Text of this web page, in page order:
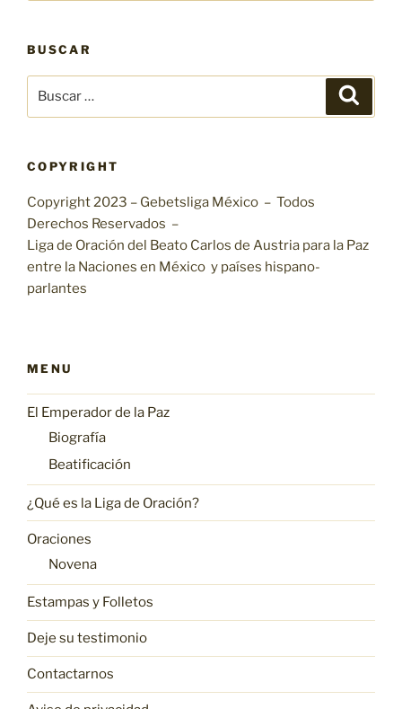
BUSCAR
por:
COPYRIGHT
Copyright 2023 – Gebetsliga México – Todos
Derechos Reservados –
Liga de Oración del Beato Carlos de Austria para la Paz
entre la Naciones en México y países hispano-
parlantes
MENU
El Emperador de la Paz
Biografía
Beatificación
¿Qué es la Liga de Oración?
Oraciones
Novena
Estampas y Folletos
Deje su testimonio
Contactarnos